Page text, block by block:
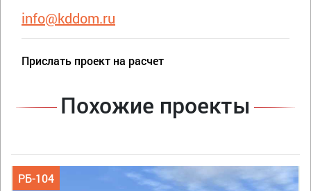
info@kddom.ru
Прислать проект на расчет
Похожие проекты
РБ-104